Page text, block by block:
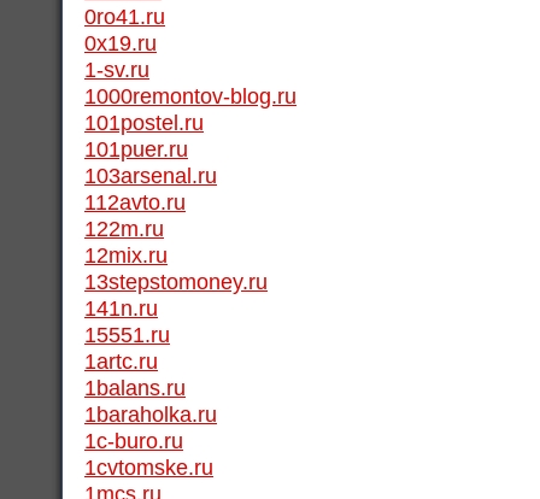
0ro41.ru
0x19.ru
1-sv.ru
1000remontov-blog.ru
101postel.ru
101puer.ru
103arsenal.ru
112avto.ru
122m.ru
12mix.ru
13stepstomoney.ru
141n.ru
15551.ru
1artc.ru
1balans.ru
1baraholka.ru
1c-buro.ru
1cvtomske.ru
1mcs.ru